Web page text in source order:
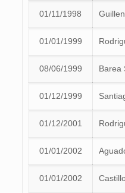
01/11/1998
01/01/1999
08/06/1999 Barea
01/12/1999
01/12/2001
01/01/2002
01/01/2002